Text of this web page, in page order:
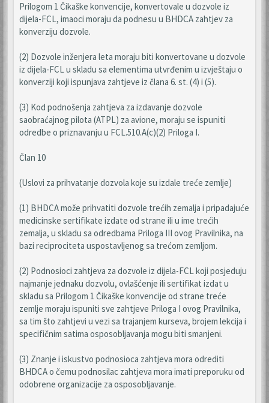
Prilogom 1 Čikaške konvencije, konvertovale u dozvole iz
dijela-FCL, imaoci moraju da podnesu u BHDCA zahtjev za
konverziju dozvole.
(2) Dozvole inženjera leta moraju biti konvertovane u dozvole
iz dijela-FCL u skladu sa elementima utvrđenim u izvještaju o
konverziji koji ispunjava zahtjeve iz člana 6. st. (4) i (5).
(3) Kod podnošenja zahtjeva za izdavanje dozvole
saobraćajnog pilota (ATPL) za avione, moraju se ispuniti
odredbe o priznavanju u FCL.510.A(c)(2) Priloga I.
Član 10
(Uslovi za prihvatanje dozvola koje su izdale treće zemlje)
(1) BHDCA može prihvatiti dozvole trećih zemalja i pripadajuće
medicinske sertifikate izdate od strane ili u ime trećih
zemalja, u skladu sa odredbama Priloga III ovog Pravilnika, na
bazi reciprociteta uspostavljenog sa trećom zemljom.
(2) Podnosioci zahtjeva za dozvole iz dijela-FCL koji posjeduju
najmanje jednaku dozvolu, ovlašćenje ili sertifikat izdat u
skladu sa Prilogom 1 Čikaške konvencije od strane treće
zemlje moraju ispuniti sve zahtjeve Priloga I ovog Pravilnika,
sa tim što zahtjevi u vezi sa trajanjem kurseva, brojem lekcija i
specifičnim satima osposobljavanja mogu biti smanjeni.
(3) Znanje i iskustvo podnosioca zahtjeva mora odrediti
BHDCA o čemu podnosilac zahtjeva mora imati preporuku od
odobrene organizacije za osposobljavanje.